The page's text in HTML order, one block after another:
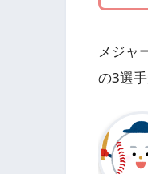
メジャ
の3選